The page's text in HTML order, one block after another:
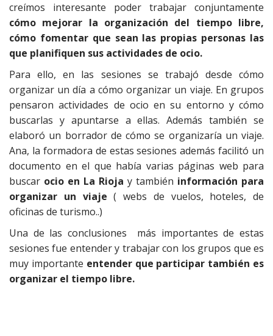
creímos interesante poder trabajar conjuntamente
cómo mejorar la organización del tiempo libre,
cómo fomentar que sean las propias personas las
que planifiquen sus actividades de ocio.
Para ello, en las sesiones se trabajó desde cómo
organizar un día a cómo organizar un viaje. En grupos
pensaron actividades de ocio en su entorno y cómo
buscarlas y apuntarse a ellas. Además también se
elaboró un borrador de cómo se organizaría un viaje.
Ana, la formadora de estas sesiones además facilitó un
documento en el que había varias páginas web para
buscar ocio en La Rioja y también información para
organizar un viaje ( webs de vuelos, hoteles, de
oficinas de turismo..)
Una de las conclusiones más importantes de estas
sesiones fue entender y trabajar con los grupos que es
muy importante entender que participar también es
organizar el tiempo libre.